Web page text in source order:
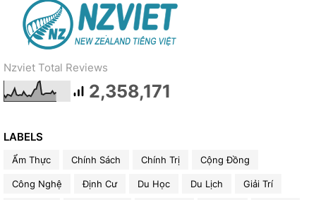
Nzviet Total Reviews
2,358,171
LABELS
Ẩm Thực Chính Sách Chính Trị Cộng Đồng
Công Nghệ Định Cư Du Học Du Lịch Giải Trí